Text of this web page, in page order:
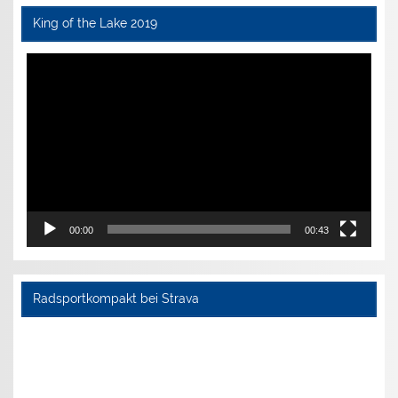
King of the Lake 2019
00:00 00:43
Radsportkompakt bei Strava